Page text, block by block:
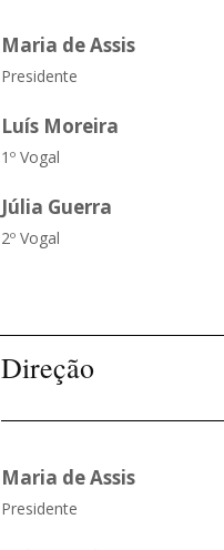
Maria de Assis
Presidente
Luís Moreira
1º Vogal
Júlia Guerra
2º Vogal
Direção
Maria de Assis
Presidente